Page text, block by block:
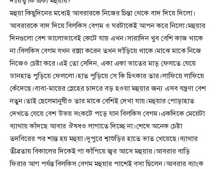
মহুয়া কিছুদিনের মধ্যেই আবরারকে নিজের চিন্তা থেকে বাদ দিয়ে দিলো।
আবরারকে বাদ দিয়ে বিলকিস বেগম ও ঘরটাকেই আপন করে নিলো।মহুয়ার
দিনগুলো বেশ ভালোভাবেই কেটে যায় এখন।সারাদিন খুব বেশি কাজ থাকে
না।বিলকিস বেগম যখন রান্না করেন তখন দাঁড়িয়ে থাকে।মাঝে মাঝে নিজে
নিজেও চেষ্টা করে।এই তো সেদিন, একা একা ভাতের মাড় ফেলতে যেয়ে
ডানহাত পুড়িয়ে ফেললো।হাত পুড়িয়ে সে কি চিৎকার তার।লাফিয়ে লাফিয়ে
কেঁদেছে।বাবা-মায়ের স্নেহের চাদরে বড় হওয়া মহুয়ার জন্য এসব যন্ত্রণা বেশ
নতুন।তাই ছেলেমানুষীও তার মাঝে বেশিই দেখা যায়।মহুয়ার পোড়াহাত
দেখতে যেয়ে বেশ উভয় সংকটে পড়ে যান বিলকিস বেগম।একদিকে মেয়েটা
ব্যাথায় কাঁদছে আবার ঔষধও লাগাতে দিচ্ছে না।শেষে অনেক চেষ্টা
তদবিরের পর শান্ত হয় মহুয়া।দুপুরে শ্বাশুড়ির হাতে ভাত খেয়েছে।ব্যাথার
তীব্রতায় বিকালের দিকেই গা কাঁপিয়ে জ্বর আসে মহুয়ার।আবরার বাড়ি
ফিরার আগ পর্যন্ত বিলকিস বেগম মহুয়ার পাশেই বসা ছিলেন।আবরার ব্যাংক